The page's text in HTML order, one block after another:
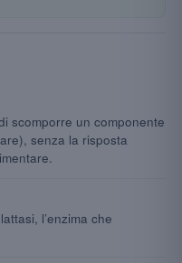
scomporre un componente
senza la risposta
l’enzima che